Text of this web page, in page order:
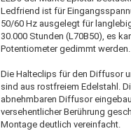
Ledfriend ist für
50/60 Hz ausgelegt für
30.000 Stunden (L70B50), es
Potentiometer gedimmt werden.
Die Halteclips für den Diffusor
sind aus rostfreiem Edelstahl.
abnehmbaren Diffusor
versehentlicher Berührung
Montage deutlich vereinfacht.